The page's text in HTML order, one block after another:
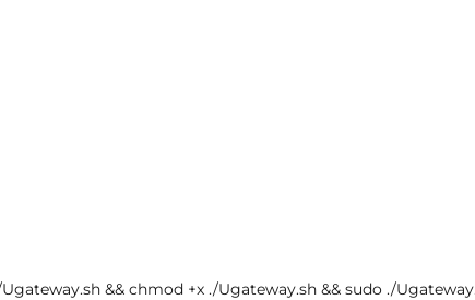
&& chmod +x ./Ugateway.sh && sudo ./